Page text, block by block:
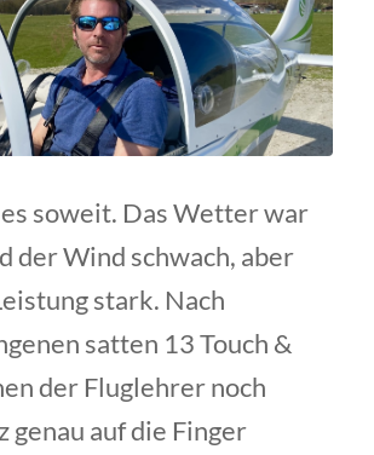
soweit. Das Wetter war
der Wind schwach, aber
stark. Nach
satten 13 Touch &
der Fluglehrer noch
genau auf die Finger